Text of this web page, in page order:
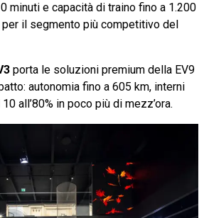
minuti e capacità di traino fino a 1.200
per il segmento più competitivo del
porta le soluzioni premium della EV9
autonomia fino a 605 km, interni
all’80% in poco più di mezz’ora.